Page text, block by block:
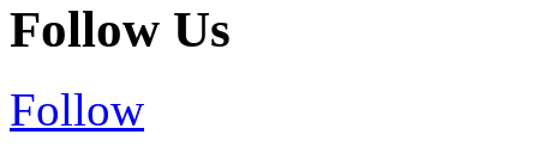
Follow Us
Follow